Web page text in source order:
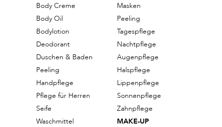
Body Creme
Body Oil
Bodylotion
Deodorant
Duschen & Baden
Peeling
Handpflege
Pflege für Herren
Seife
Waschmittel
Masken
Peeling
Tagespflege
Nachtpflege
Augenpflege
Halspflege
Lippenpflege
Sonnenpflege
Zahnpflege
MAKE-UP